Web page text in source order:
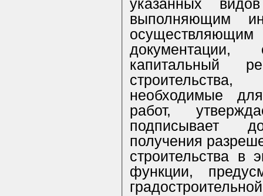
указанных
выполняющим
документации,
капитальный
необходимые
работ,
подписывает
получения
строительства в
функции,